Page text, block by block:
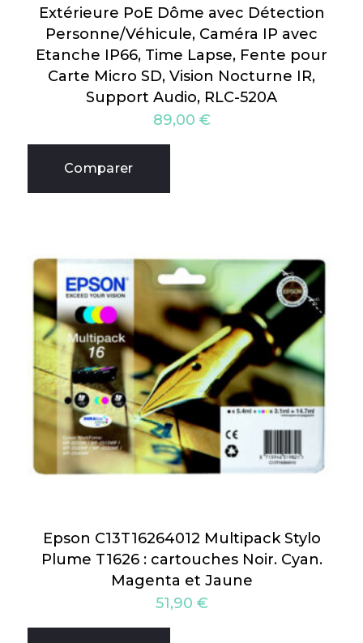
Extérieure PoE Dôme avec Détection
Personne/Véhicule, Caméra IP avec
Etanche IP66, Time Lapse, Fente pour
Carte Micro SD, Vision Nocturne IR,
Support Audio, RLC-520A
89,00 €
Comparer
Epson C13T16264012 Multipack Stylo
Plume T1626 : cartouches Noir. Cyan.
Magenta et Jaune
51,90 €